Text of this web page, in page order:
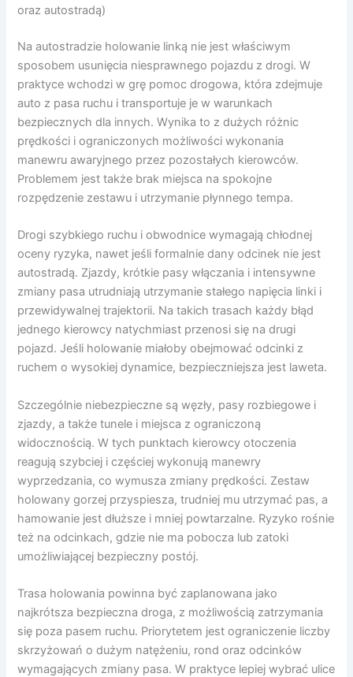
oraz autostradą)
Na autostradzie holowanie linką nie jest właściwym
sposobem usunięcia niesprawnego pojazdu z drogi. W
praktyce wchodzi w grę pomoc drogowa, która zdejmuje
auto z pasa ruchu i transportuje je w warunkach
bezpiecznych dla innych. Wynika to z dużych różnic
prędkości i ograniczonych możliwości wykonania
manewru awaryjnego przez pozostałych kierowców.
Problemem jest także brak miejsca na spokojne
rozpędzenie zestawu i utrzymanie płynnego tempa.
Drogi szybkiego ruchu i obwodnice wymagają chłodnej
oceny ryzyka, nawet jeśli formalnie dany odcinek nie jest
autostradą. Zjazdy, krótkie pasy włączania i intensywne
zmiany pasa utrudniają utrzymanie stałego napięcia linki i
przewidywalnej trajektorii. Na takich trasach każdy błąd
jednego kierowcy natychmiast przenosi się na drugi
pojazd. Jeśli holowanie miałoby obejmować odcinki z
ruchem o wysokiej dynamice, bezpieczniejsza jest laweta.
Szczególnie niebezpieczne są węzły, pasy rozbiegowe i
zjazdy, a także tunele i miejsca z ograniczoną
widocznością. W tych punktach kierowcy otoczenia
reagują szybciej i częściej wykonują manewry
wyprzedzania, co wymusza zmiany prędkości. Zestaw
holowany gorzej przyspiesza, trudniej mu utrzymać pas, a
hamowanie jest dłuższe i mniej powtarzalne. Ryzyko rośnie
też na odcinkach, gdzie nie ma pobocza lub zatoki
umożliwiającej bezpieczny postój.
Trasa holowania powinna być zaplanowana jako
najkrótsza bezpieczna droga, z możliwością zatrzymania
się poza pasem ruchu. Priorytetem jest ograniczenie liczby
skrzyżowań o dużym natężeniu, rond oraz odcinków
wymagających zmiany pasa. W praktyce lepiej wybrać ulice